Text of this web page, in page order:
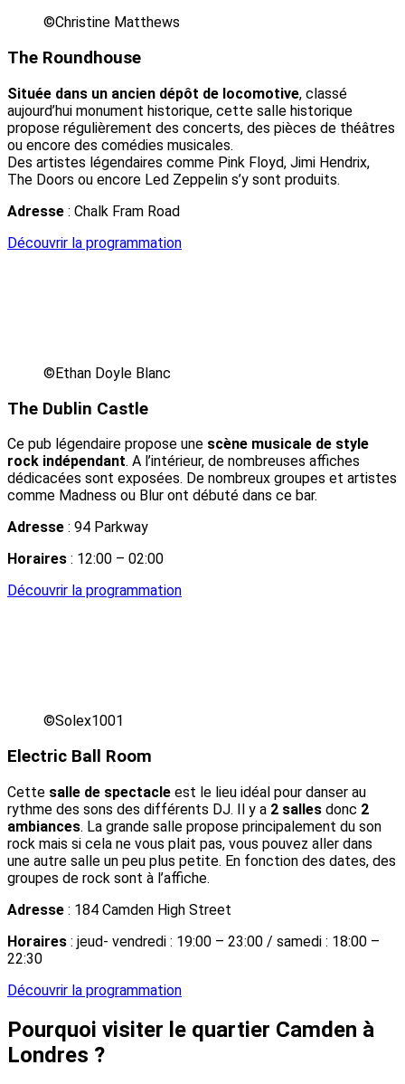
©Christine Matthews
The Roundhouse
Située dans un ancien dépôt de locomotive, classé
aujourd’hui monument historique, cette salle historique
propose régulièrement des concerts, des pièces de théâtres
ou encore des comédies musicales.
Des artistes légendaires comme Pink Floyd, Jimi Hendrix,
The Doors ou encore Led Zeppelin s’y sont produits.
Adresse : Chalk Fram Road
Découvrir la programmation
©Ethan Doyle Blanc
The Dublin Castle
Ce pub légendaire propose une scène musicale de style
rock indépendant. A l’intérieur, de nombreuses affiches
dédicacées sont exposées. De nombreux groupes et artistes
comme Madness ou Blur ont débuté dans ce bar.
Adresse : 94 Parkway
Horaires : 12:00 – 02:00
Découvrir la programmation
©Solex1001
Electric Ball Room
Cette salle de spectacle est le lieu idéal pour danser au
rythme des sons des différents DJ. Il y a 2 salles donc 2
ambiances. La grande salle propose principalement du son
rock mais si cela ne vous plait pas, vous pouvez aller dans
une autre salle un peu plus petite. En fonction des dates, des
groupes de rock sont à l’affiche.
Adresse : 184 Camden High Street
Horaires : jeud- vendredi : 19:00 – 23:00 / samedi : 18:00 –
22:30
Découvrir la programmation
Pourquoi visiter le quartier Camden à
Londres ?